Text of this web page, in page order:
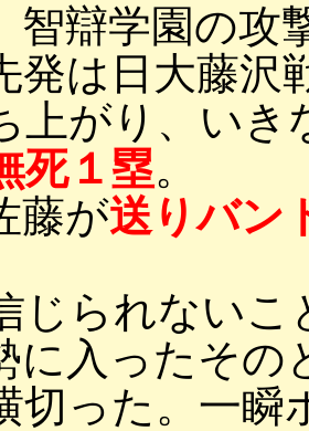
智辯学園の
発は日大藤沢
上がり、い
死１塁。
藤が送りバン
じられない
に入ったその
切った。一瞬